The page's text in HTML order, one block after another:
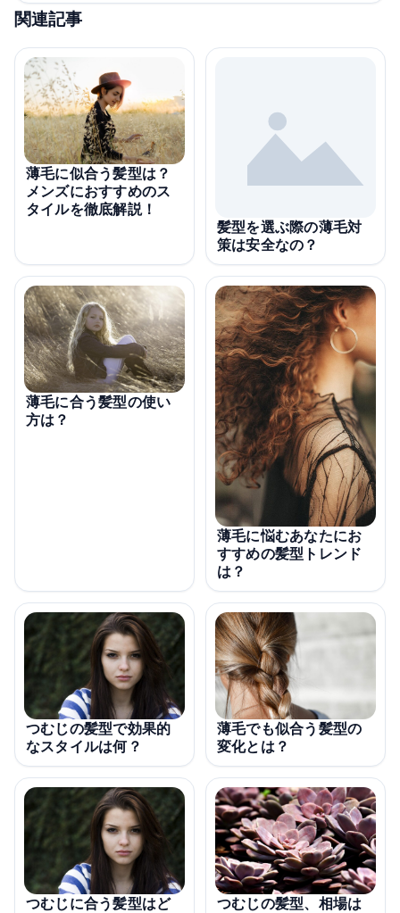
関連記事
薄毛に似合う髪型は？
メンズにおすすめのス
タイルを徹底解説！
髪型を選ぶ際の薄毛対
策は安全なの？
薄毛に合う髪型の使い
方は？
薄毛に悩むあなたにお
すすめの髪型トレンド
は？
つむじの髪型で効果的
なスタイルは何？
薄毛でも似合う髪型の
変化とは？
つむじに合う髪型はど
つむじの髪型、相場は